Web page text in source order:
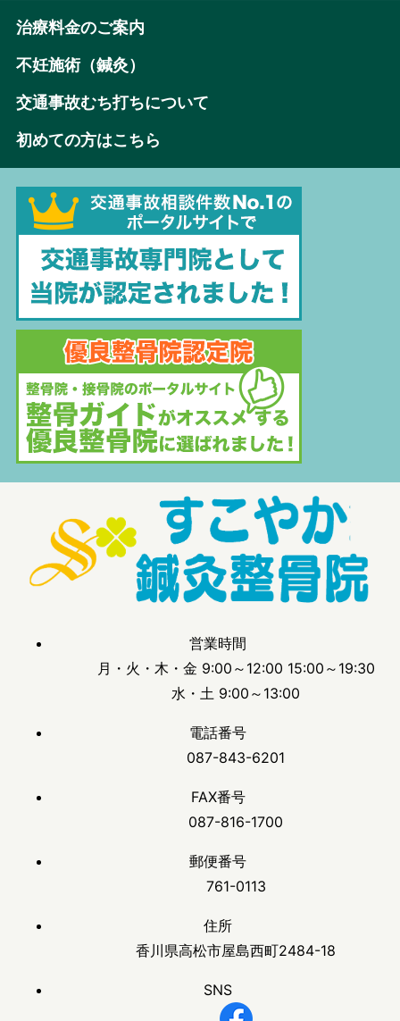
治療料金のご案内
不妊施術（鍼灸）
交通事故むち打ちについて
初めての方はこちら
営業時間
月・火・木・金 9:00～12:00 15:00～19:30
水・土 9:00～13:00
電話番号
087-843-6201
FAX番号
087-816-1700
郵便番号
761-0113
住所
香川県高松市屋島西町2484-18
SNS